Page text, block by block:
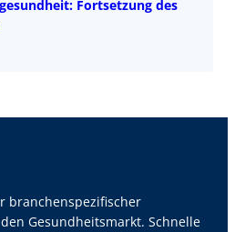
Fortsetzung des
branchenspezifischer
Gesundheitsmarkt. Schnelle